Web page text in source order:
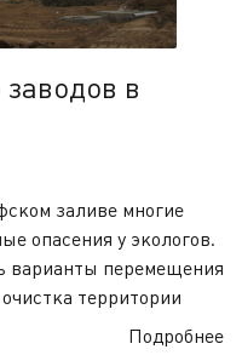
в
заливе многие
опасения у экологов.
варианты перемещения
территории
Подробнее